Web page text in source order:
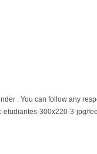
. You can follow any
300x220-3-jpg/